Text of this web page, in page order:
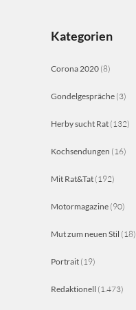
Kategorien
Corona 2020 (8)
Gondelgespräche (3)
Herby sucht Rat (132)
Kochsendungen (16)
Mit Rat&Tat (192)
Motormagazine (90)
Mut zum neuen Stil (18)
Portrait (19)
Redaktionell (1.473)